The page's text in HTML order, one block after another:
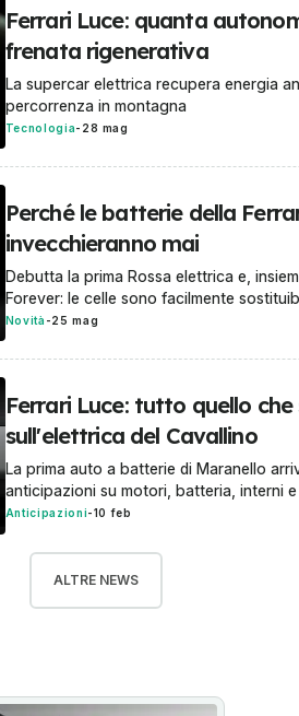
Ferrari Luce: quanta
frenata rigenerativa
La supercar elettrica recupera energia
percorrenza in montagna
Tecnologia- 28 mag
Perché le batterie della
invecchieranno mai
Debutta la prima Rossa elettrica e,
Forever: le celle sono facilmente
Novità -25 mag
Ferrari Luce: tutto quello
sull'elettrica del Cavallino
La prima auto a batterie di Maranello
anticipazioni su motori, batteria, interni
Anticipazioni-10 feb
ALTRE NEWS